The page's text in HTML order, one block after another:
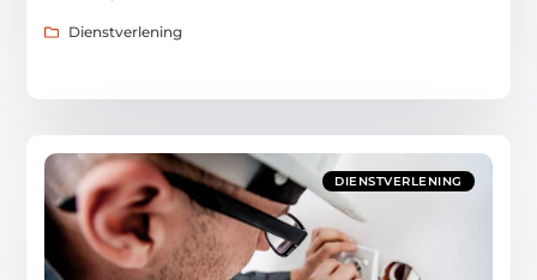
Dienstverlening
DIENSTVERLENING